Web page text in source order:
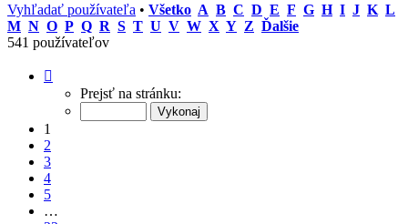
Vyhľadať používateľa • Všetko A B C D E F G H I J K L
M N O P Q R S T U V W X Y Z Ďalšie
541 používateľov
Prejsť na stránku:
1
2
3
4
5
…